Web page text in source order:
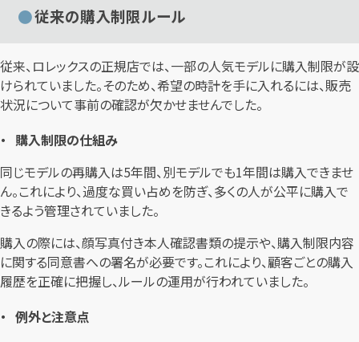
従来の購入制限ルール
従来、ロレックスの正規店では、一部の人気モデルに購入制限が設
けられていました。そのため、希望の時計を手に入れるには、販売
状況について事前の確認が欠かせませんでした。
購入制限の仕組み
同じモデルの再購入は5年間、別モデルでも1年間は購入できませ
ん。これにより、過度な買い占めを防ぎ、多くの人が公平に購入で
きるよう管理されていました。
購入の際には、顔写真付き本人確認書類の提示や、購入制限内容
に関する同意書への署名が必要です。これにより、顧客ごとの購入
履歴を正確に把握し、ルールの運用が行われていました。
例外と注意点